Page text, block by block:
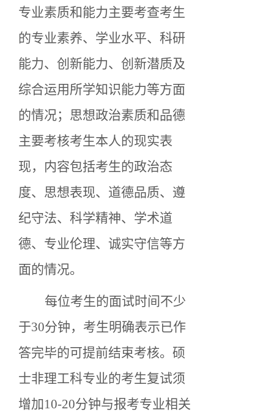
专业素质和能力主要考查考生
的专业素养、学业水平、科研
能力、创新能力、创新潜质及
综合运用所学知识能力等方面
的情况；思想政治素质和品德
主要考核考生本人的现实表
现，内容包括考生的政治态
度、思想表现、道德品质、遵
纪守法、科学精神、学术道
德、专业伦理、诚实守信等方
面的情况。
每位考生的面试时间不少
于30分钟，考生明确表示已作
答完毕的可提前结束考核。硕
士非理工科专业的考生复试须
增加10-20分钟与报考专业相关